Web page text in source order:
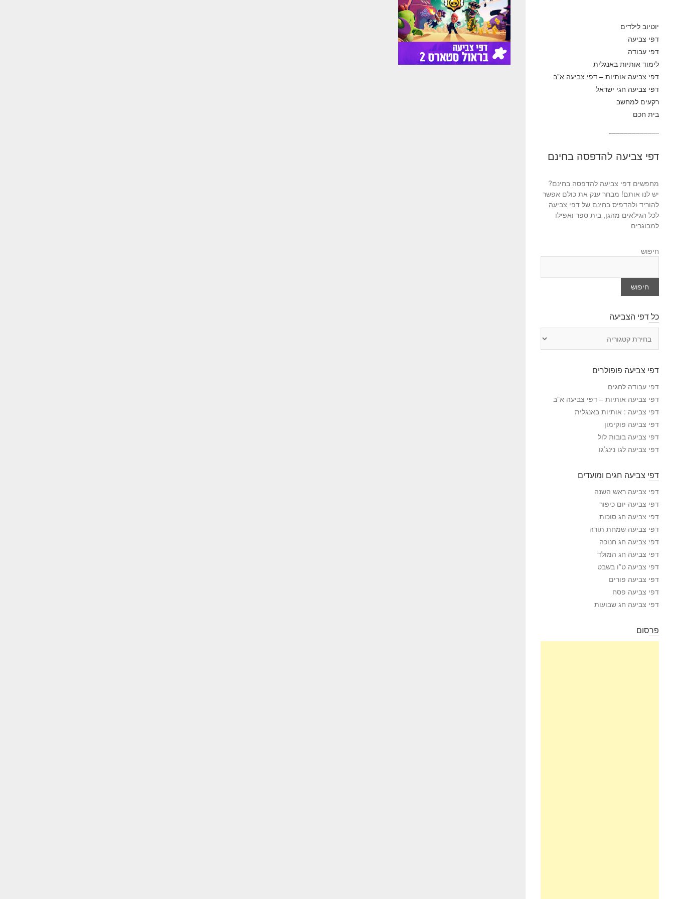
יוטיוב לילדים
דפי צביעה
דפי עבודה
לימוד אותיות באנגלית
דפי צביעה אותיות – דפי צביעה א”ב
דפי צביעה חגי ישראל
רקעים למחשב
בית חכם
דפי צביעה להדפסה בחינם
מחפשים דפי צביעה להדפסה בחינם?
יש לנו אותם! מבחר ענק את כולם אפשר
להוריד ולהדפיס בחינם של דפי צביעה
לכל הגילאים מהגן, בית ספר ואפילו
למבוגרים
חיפוש
חיפוש
כל דפי הצביעה
י
ה
צ
י
ע
ה
דפי צביעה פופולרים
דפי עבודה לחגים
דפי צביעה אותיות – דפי צביעה א”ב
דפי צביעה : אותיות באנגלית
דפי צביעה פוקימון
דפי צביעה בובות לול
דפי צביעה לגו נינג’גו
דפי צביעה חגים ומועדים
דפי צביעה ראש השנה
דפי צביעה יום כיפור
דפי צביעה חג סוכות
דפי צביעה שמחת תורה
דפי צביעה חג חנוכה
דפי צביעה חג המולד
דפי צביעה ט”ו בשבט
דפי צביעה פורים
דפי צביעה פסח
דפי צביעה חג שבועות
פרסום